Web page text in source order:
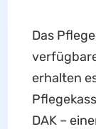
Das
erhalten
DAK –